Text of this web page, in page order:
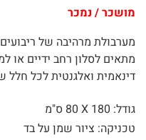
מושכר / נמכר
מערבולת מרהיבה של
מתאים לסלון רחב ידיים או
דינאמית ואלגנטית לכל חלל
גודל: 180 X
80 ס"מ
טכניקה: ציור שמן על בד